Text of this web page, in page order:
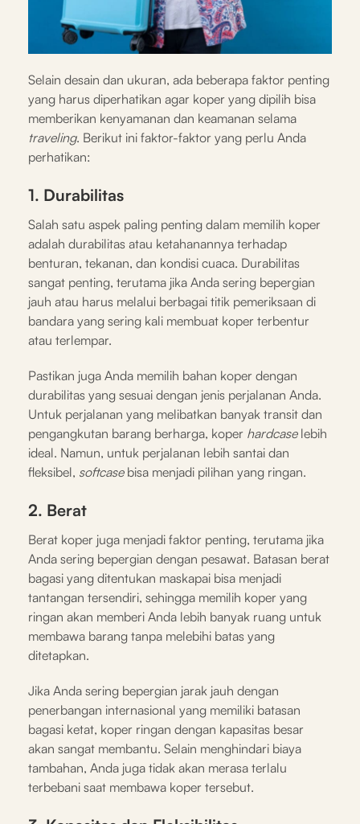
Selain desain dan ukuran, ada beberapa faktor penting
yang harus diperhatikan agar koper yang dipilih bisa
memberikan kenyamanan dan keamanan selama
traveling. Berikut ini faktor-faktor yang perlu Anda
perhatikan:
1. Durabilitas
Salah satu aspek paling penting dalam memilih koper
adalah durabilitas atau ketahanannya terhadap
benturan, tekanan, dan kondisi cuaca. Durabilitas
sangat penting, terutama jika Anda sering bepergian
jauh atau harus melalui berbagai titik pemeriksaan di
bandara yang sering kali membuat koper terbentur
atau terlempar.
Pastikan juga Anda memilih bahan koper dengan
durabilitas yang sesuai dengan jenis perjalanan Anda.
Untuk perjalanan yang melibatkan banyak transit dan
pengangkutan barang berharga, koper hardcase lebih
ideal. Namun, untuk perjalanan lebih santai dan
fleksibel, softcase bisa menjadi pilihan yang ringan.
2. Berat
Berat koper juga menjadi faktor penting, terutama jika
Anda sering bepergian dengan pesawat. Batasan berat
bagasi yang ditentukan maskapai bisa menjadi
tantangan tersendiri, sehingga memilih koper yang
ringan akan memberi Anda lebih banyak ruang untuk
membawa barang tanpa melebihi batas yang
ditetapkan.
Jika Anda sering bepergian jarak jauh dengan
penerbangan internasional yang memiliki batasan
bagasi ketat, koper ringan dengan kapasitas besar
akan sangat membantu. Selain menghindari biaya
tambahan, Anda juga tidak akan merasa terlalu
terbebani saat membawa koper tersebut.